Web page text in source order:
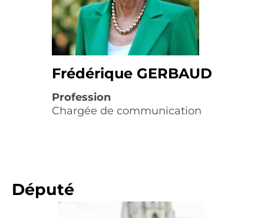
Frédérique GERBAUD
Profession
Chargée de communication
Député